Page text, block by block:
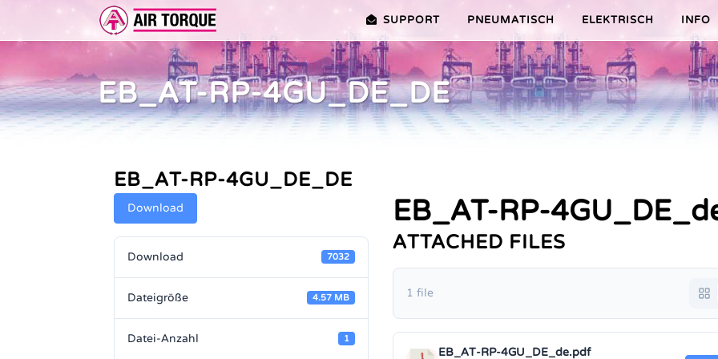
SUPPORT PNEUMATISCH
DOKUMENTATION VORTEILE EDITION 2010
ELEKTRISCH
ERWEITERUNGEN ER PREMIER-SERIE (20-100NM)
VORTEILE ER PLUS-SERIE
VRX/VSX/VTX-SERIE (25-
VORTEILE V-SERIE
INFO
EB_AT-RP-4GU_DE_DE
EB_AT-RP-4GU_DE_DE
Download
Download 7032
Dateigröße 4.57 MB
Datei-Anzahl 1
EB_AT-RP-
ATTACHED FILES
1 file
EB_AT-RP-4GU_DE_de.pdf